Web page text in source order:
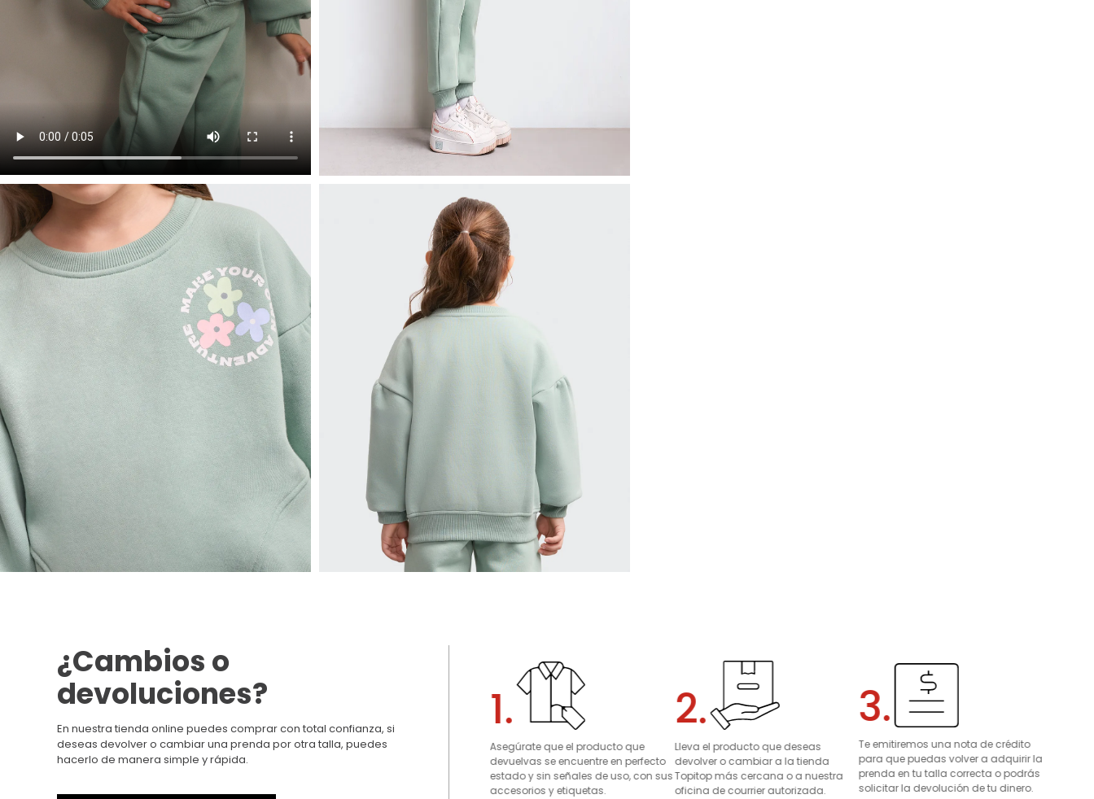
¿Cambios o
devoluciones?
En nuestra tienda online puedes comprar con total confianza, si
deseas devolver o cambiar una prenda por otra talla, puedes
hacerlo de manera simple y rápida.
1.
Asegúrate que el producto que
devuelvas se encuentre en perfecto
estado y sin señales de uso, con sus
accesorios y etiquetas.
2.
Lleva el producto que deseas
devolver o cambiar a la tienda
Topitop más cercana o a nuestra
oficina de courrier autorizada.
3.
Te emitiremos una nota de crédito
para que puedas volver a adquirir la
prenda en tu talla correcta o podrás
solicitar la devolución de tu dinero.